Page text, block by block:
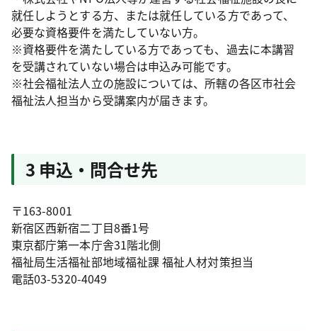
就任しようとする方、または就任している方であって、
必要な資格要件を満たしていない方。
※資格要件を満たしている方であっても、過去に本講習
を受講されていない場合は申込み可能です。
※社会福祉法人立の施設については、所轄の各区市社会
福祉法人担当から受講案内が届きます。
3 申込・問合せ先
〒163-8001
新宿区西新宿二丁目8番1号
東京都庁第一本庁舎31階北側
福祉局生活福祉部地域福祉課 福祉人材対策担当
電話03-5320-4049